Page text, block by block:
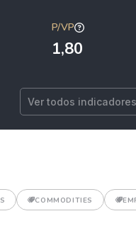
P/VP
1,80
Ver todos
COMMODITIES